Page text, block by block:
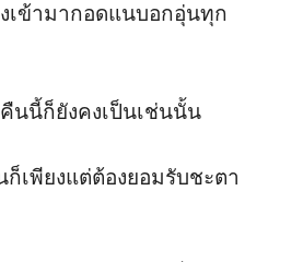
เข้ามากอดแนบอกอุ่นทุก
นนี้ก็ยังคงเป็นเช่นนั้น
เพียงแต่ต้องยอมรับชะตา